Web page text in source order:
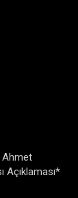
Ahmet
Açıklaması*